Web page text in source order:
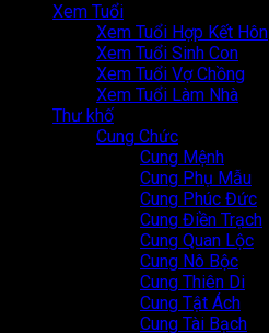
Xem Tuổi
Xem Tuổi Hợp Kết Hôn
Xem Tuổi Sinh Con
Xem Tuổi Vợ Chồng
Xem Tuổi Làm Nhà
Thư khố
Cung Chức
Cung Mệnh
Cung Phụ Mẫu
Cung Phúc Đức
Cung Điền Trạch
Cung Quan Lộc
Cung Nô Bộc
Cung Thiên Di
Cung Tật Ách
Cung Tài Bạch